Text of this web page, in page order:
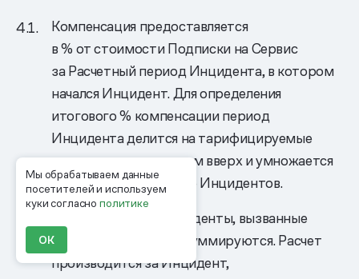
Мы обрабатываем данные
посетителей и используем
куки согласнополитике
ОК
Компенсация предоставляется
в % от стоимости Подписки на Сервис
за Расчетный период Инцидента, в котором
начался Инцидент. Для определения
итогового % компенсации период
Инцидента делится на тарифицируемые
периоды с округлением вверх и умножается
на % согласно Таблице Инцидентов.
Компенсации за Инциденты, вызванные
одним событием, не суммируются. Расчет
производится за Инцидент,